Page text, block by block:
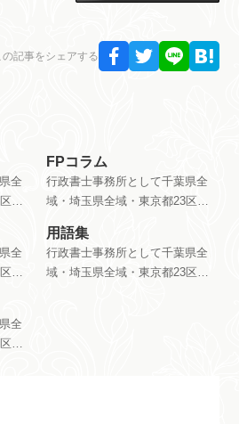
の記事をシェアする
全
内
可
ま
FPコラム
行政書士事務所として千葉県全
域・埼玉県全域・東京都23区内
相続・遺言書作成・建設業許可
を主業務として活動しておりま
す。
全
内
可
ま
用語集
行政書士事務所として千葉県全
域・埼玉県全域・東京都23区内
全
内
ま